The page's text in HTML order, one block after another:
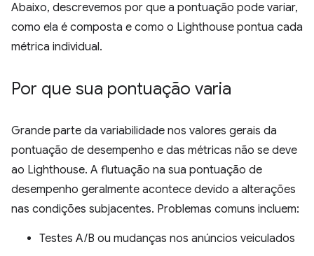
Abaixo, descrevemos por que a pontuação pode variar,
como ela é composta e como o Lighthouse pontua cada
métrica individual.
Por que sua pontuação varia
Grande parte da variabilidade nos valores gerais da
pontuação de desempenho e das métricas não se deve
ao Lighthouse. A flutuação na sua pontuação de
desempenho geralmente acontece devido a alterações
nas condições subjacentes. Problemas comuns incluem:
Testes A/B ou mudanças nos anúncios veiculados